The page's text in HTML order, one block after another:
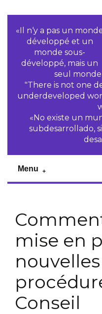
«Il n‘y a pas un
développé et un
monde sous-
développé, mais un
seul
"There is not one
underdeveloped
«No existe un
subdesarrollado,
Menu
mise en
nouvelles
Conseil